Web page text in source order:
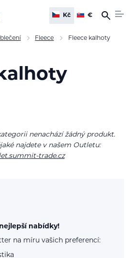
Kč €
Fleece Fleece kalhoty
nenachází žádný produkt.
najdete v našem Outletu:
trade.cz
nabídky!
na míru vašich preferencí: